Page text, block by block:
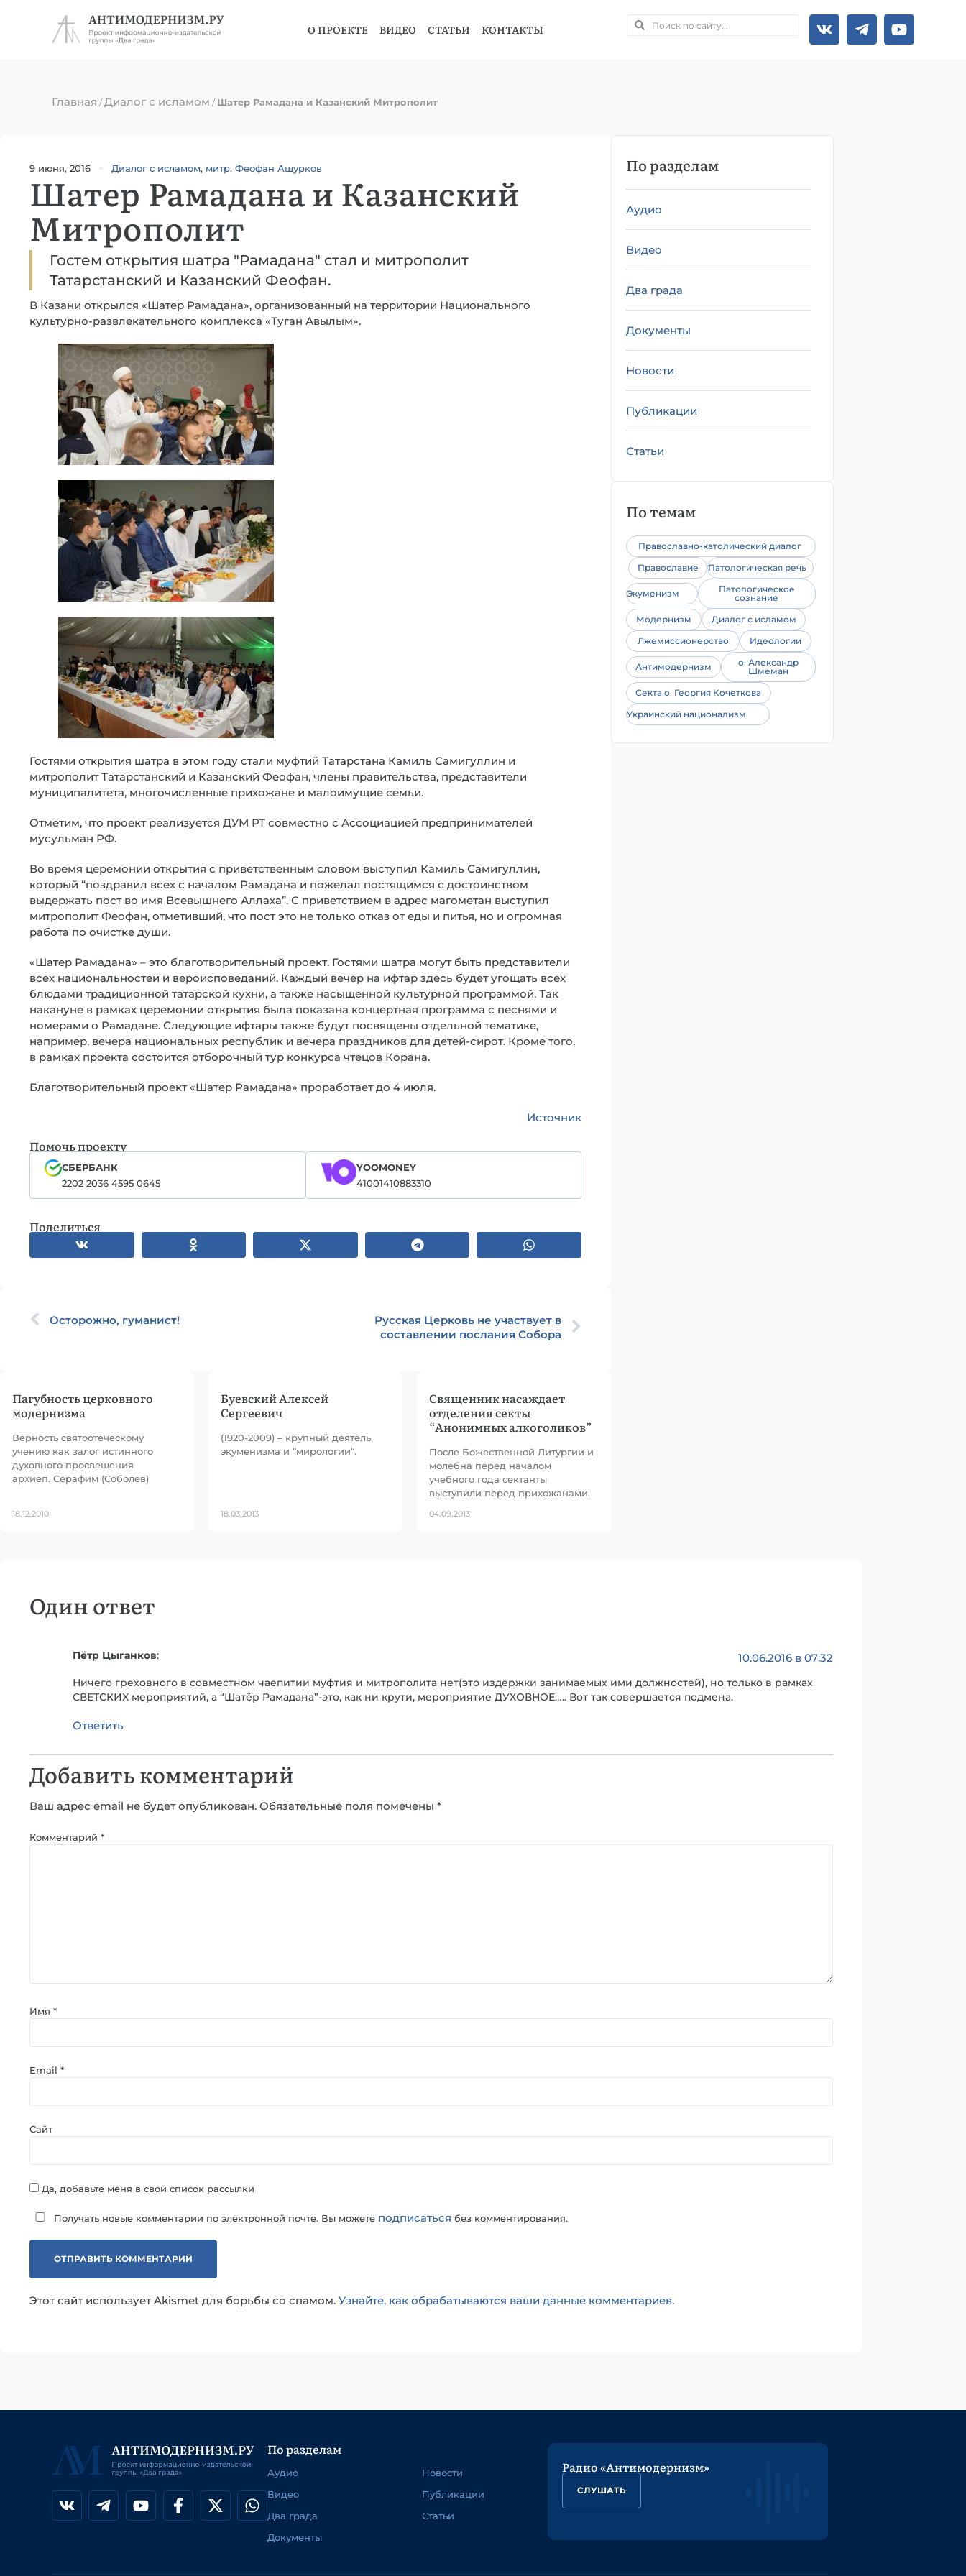
О ПРОЕКТЕ ВИДЕО СТАТЬИ КОНТАКТЫ
Главная /Диалог с исламом /Шатер Рамадана и Казанский Митрополит
9 июня, 2016 Диалог с исламом, митр. Феофан Ашурков
Шатер Рамадана и Казанский
Митрополит
Гостем открытия шатра "Рамадана" стал и митрополит
Татарстанский и Казанский Феофан.
В Казани открылся «Шатер Рамадана», организованный на территории Национального
культурно-развлекательного комплекса «Туган Авылым».
Гостями открытия шатра в этом году стали муфтий Татарстана Камиль Самигуллин и
митрополит Татарстанский и Казанский Феофан, члены правительства, представители
муниципалитета, многочисленные прихожане и малоимущие семьи.
Отметим, что проект реализуется ДУМ РТ совместно с Ассоциацией предпринимателей
мусульман РФ.
Во время церемонии открытия с приветственным словом выступил Камиль Самигуллин,
который “поздравил всех с началом Рамадана и пожелал постящимся с достоинством
выдержать пост во имя Всевышнего Аллаха”. С приветствием в адрес магометан выступил
митрополит Феофан, отметивший, что пост это не только отказ от еды и питья, но и огромная
работа по очистке души.
«Шатер Рамадана» – это благотворительный проект. Гостями шатра могут быть представители
всех национальностей и вероисповеданий. Каждый вечер на ифтар здесь будет угощать всех
блюдами традиционной татарской кухни, а также насыщенной культурной программой. Так
накануне в рамках церемонии открытия была показана концертная программа с песнями и
номерами о Рамадане. Следующие ифтары также будут посвящены отдельной тематике,
например, вечера национальных республик и вечера праздников для детей-сирот. Кроме того,
в рамках проекта состоится отборочный тур конкурса чтецов Корана.
Благотворительный проект «Шатер Рамадана» проработает до 4 июля.
Источник
Помочь проекту
СБЕРБАНК
2202 2036 4595 0645
YOOMONEY
41001410883310
Поделиться
Осторожно, гуманист!
Русская Церковь не участвует в
составлении послания Собора
Пагубность церковного
модернизма
Верность святоотеческому
учению как залог истинного
духовного просвещения
архиеп. Серафим (Соболев)
18.12.2010
Буевский Алексей
Сергеевич
(1920-2009) – крупный деятель
экуменизма и “мирологии“.
18.03.2013
Священник насаждает
отделения секты
“Анонимных алкоголиков”
После Божественной Литургии и
молебна перед началом
учебного года сектанты
выступили перед прихожанами.
04.09.2013
По разделам
Аудио
Видео
Два града
Документы
Новости
Публикации
Статьи
По темам
Православно-католический диалог
Православие
Патологическая речь
Экуменизм
Патологическое
сознание
Модернизм
Диалог с исламом
Лжемиссионерство
Идеологии
Антимодернизм
о. Александр
Шмеман
Секта о. Георгия Кочеткова
Украинский национализм
Один ответ
Пётр Цыганков: 10.06.2016 в 07:32
Ничего греховного в совместном чаепитии муфтия и митрополита нет(это издержки занимаемых ими должностей), но только в рамках
СВЕТСКИХ мероприятий, а “Шатёр Рамадана”-это, как ни крути, мероприятие ДУХОВНОЕ….. Вот так совершается подмена.
Ответить
Добавить комментарий
Ваш адрес email не будет опубликован. Обязательные поля помечены *
Комментарий *
Имя *
Email *
Сайт
Да, добавьте меня в свой список рассылки
Получать новые комментарии по электронной почте. Вы можете подписаться без комментирования.
Этот сайт использует Akismet для борьбы со спамом. Узнайте, как обрабатываются ваши данные комментариев.
По разделам
Аудио
Видео
Два града
Документы
Новости
Публикации
Статьи
Радио «Антимодернизм»
СЛУШАТЬ